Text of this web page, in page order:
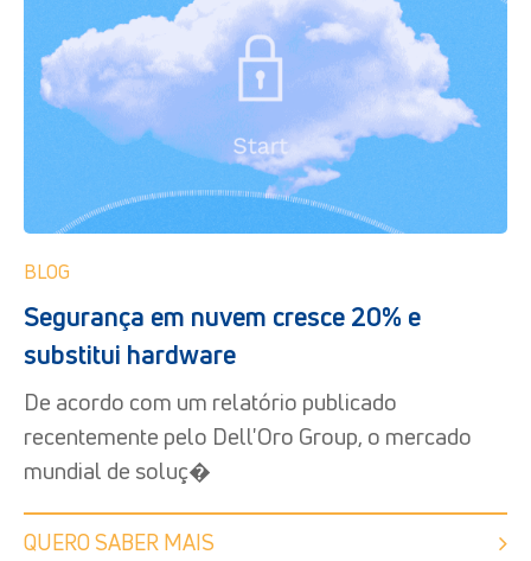
BLOG
Segurança em nuvem cresce 20% e
substitui hardware
De acordo com um relatório publicado
recentemente pelo Dell'Oro Group, o mercado
mundial de soluç�
QUERO SABER MAIS